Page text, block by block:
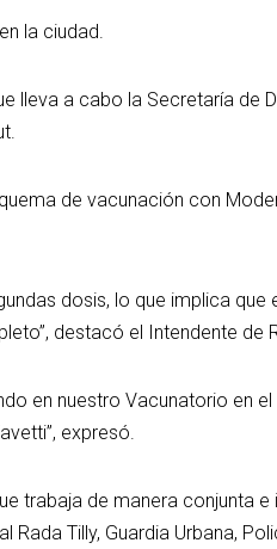
la ciudad.
lleva a cabo la Secretaría de
de vacunación con
dosis, lo que implica que
destacó el Intendente de
en nuestro Vacunatorio en el
expresó.
trabaja de manera conjunta e
Rada Tilly, Guardia Urbana,